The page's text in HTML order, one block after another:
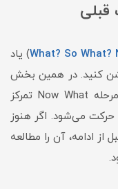
قبلی
) یاد
کنید. در همین بخش
از پیام اقدام‌محور، در واقع داریم روی مرحله Now What تمرکز
حرکت می‌شود. اگر هنوز
از ادامه، آن را مطالعه